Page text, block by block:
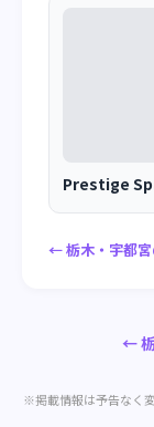
Prestige
← 栃木・宇都宮
←
※掲載情報は予告なく